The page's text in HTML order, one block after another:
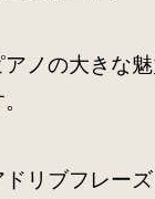
ノの大きな
リブフレー